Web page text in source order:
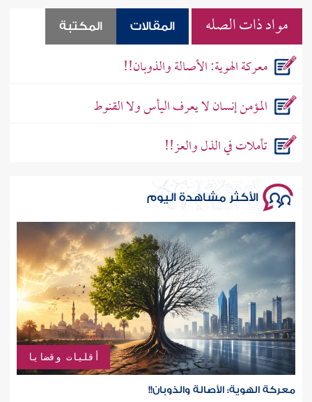
مواد ذات الصله المقالات المكتبة
معركة الهوية: الأصالة والذوبان!!
المؤمن إنسان لا يعرف اليأس ولا القنوط
تأملات في الذل والعز!!
الأكثر مشاهدة اليوم
أقليات وقضايا
معركة الهوية: الأصالة والذوبان!!